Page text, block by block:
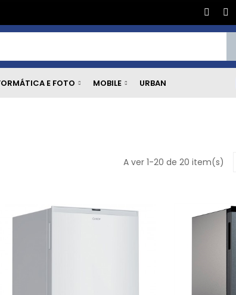
E FOTO MOBILE URBAN
A ver 1-20 de 20 item(s)